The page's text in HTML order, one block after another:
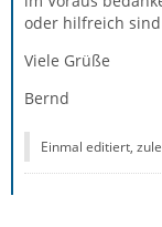
oder hilfreich
Viele Grüße
Bernd
Einmal editiert,